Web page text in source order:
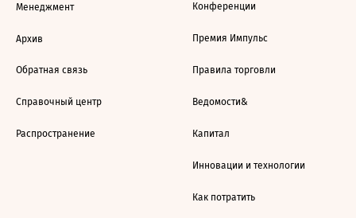
Менеджмент
Архив
Обратная связь
Справочный центр
Распространение
Конференции
Премия Импульс
Правила торговли
Ведомости&
Капитал
Инновации и технологии
Как потратить